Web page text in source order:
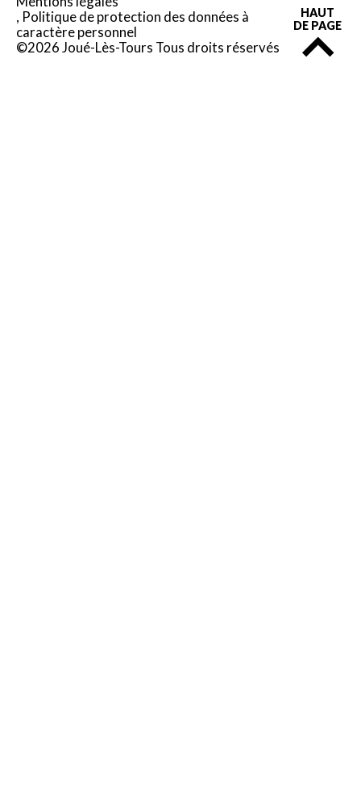
Politique de protection des données à
caractère personnel
©2026 Joué-Lès-Tours Tous droits réservés
HAUT
DE PAGE